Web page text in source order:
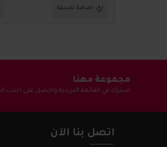
اضافة للسلة
مجموعة مهنا
اشترك في القائمة البريدية واحصل على
اتصل بنا الآن